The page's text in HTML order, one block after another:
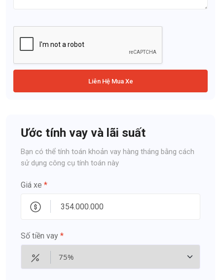
Liên Hệ Mua Xe
Ước tính vay và lãi suất
Bạn có thể tính toán khoản vay hàng tháng bằng cách
sử dụng công cụ tính toán này
Giá xe *
Số tiền vay *